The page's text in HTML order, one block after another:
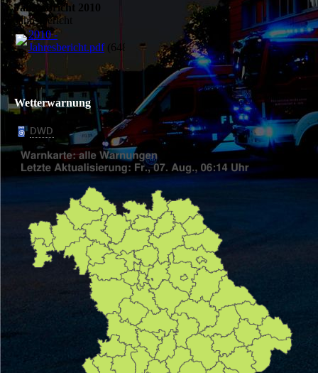
Jahresbricht 2010
Jahresbericht
2010 -
Jahresbericht.pdf(648.66KB)
Wetterwarnung